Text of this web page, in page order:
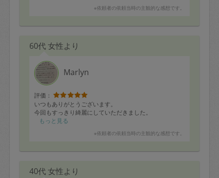
※依頼者の依頼当時の主観的な感想です。
60代 女性より
Marlyn
評価：
いつもありがとうございます。
今回もすっきり綺麗にしていただきました。
もっと見る
※依頼者の依頼当時の主観的な感想です。
40代 女性より